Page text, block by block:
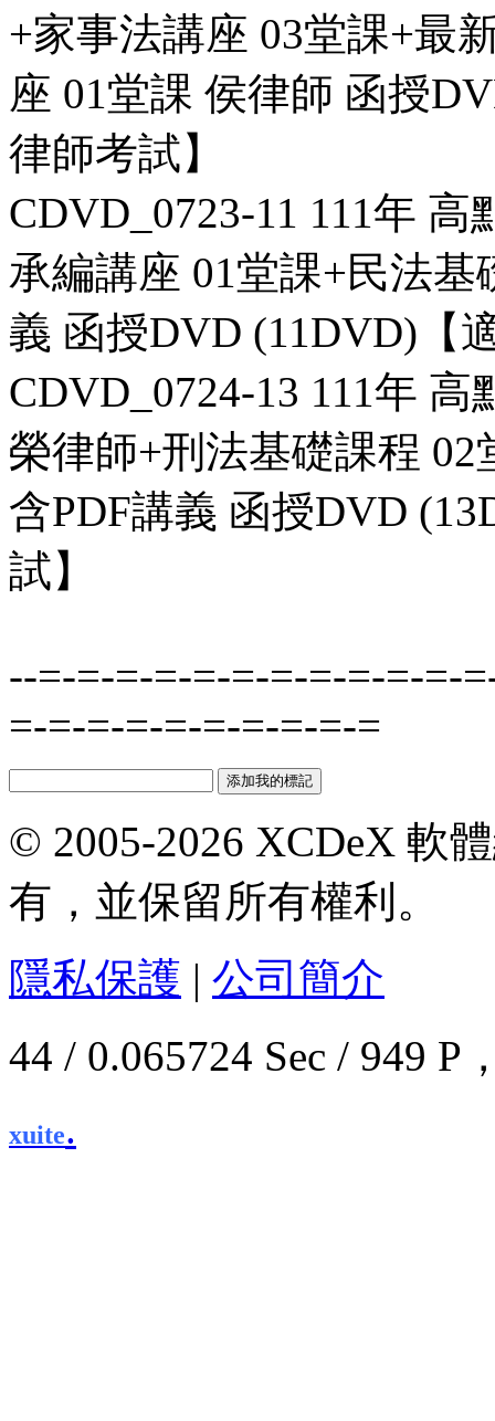
+家事法講座 03堂課+最
座 01堂課 侯律師 函授
律師考試】
CDVD_0723-11 111年
承編講座 01堂課+民法基
義 函授DVD (11DVD)【
CDVD_0724-13 111年
榮律師+刑法基礎課程
含PDF講義 函授DVD
試】
--=-=-=-=-=-=-=-=-=-=-=-
=-=-=-=-=-=-=-=-=-=
© 2005-2026 XCDeX 軟
有，並保留所有權利。
隱私保護 | 公司簡介
44 / 0.065724 Sec / 949
xuite.